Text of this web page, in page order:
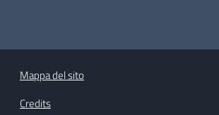
Mappa del sito
Credits